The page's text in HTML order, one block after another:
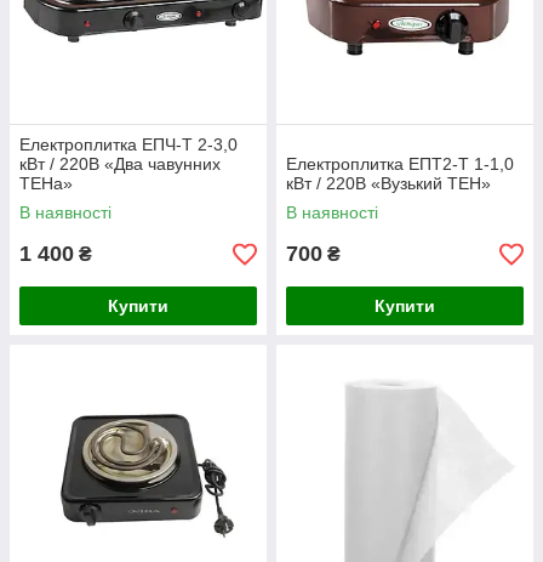
Електроплитка ЕПЧ-Т 2-3,0
кВт / 220В «Два чавунних
ТЕНа»
В наявності
1 400 ₴
Купити
Електроплитка ЕПТ2-Т 1-1,0
кВт / 220В «Вузький ТЕН»
В наявності
700 ₴
Купити